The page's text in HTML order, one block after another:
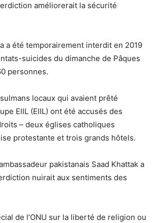
améliorerait la sécurité
a été temporairement interdit en 2019
suicides du dimanche de Pâques
personnes.
locaux qui avaient prêté
EIIL (EIIL) ont été accusés des
– deux églises catholiques
protestante et trois grands hôtels.
pakistanais Saad Khattak a
nuirait aux sentiments des
de l’ONU sur la liberté de religion ou